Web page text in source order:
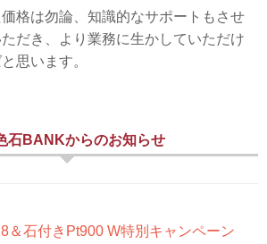
価格は勿論、知識的なサポートもさせ
だき、より業務に生かしていただけ
思います。
石BANKからのお知らせ
＆石付きPt900 W特別キャンペーン